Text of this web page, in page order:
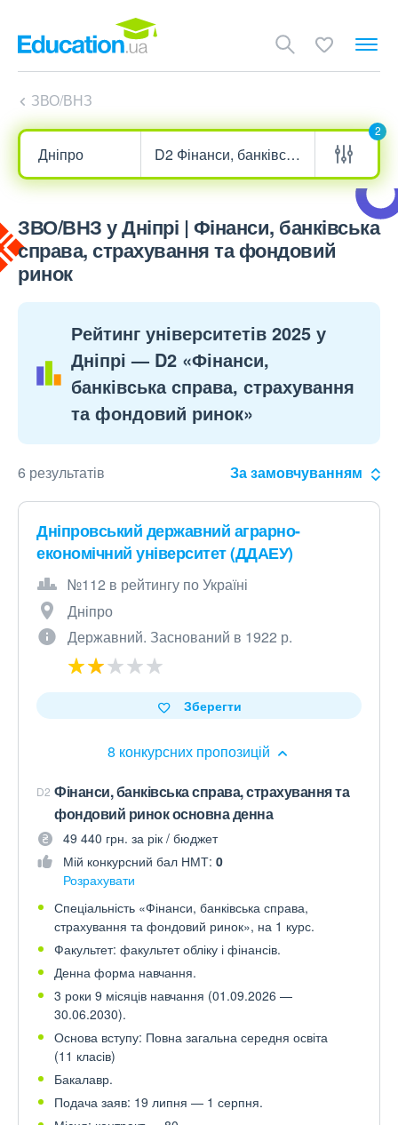
ЗВО/ВНЗ
2
ЗВО/ВНЗ у Дніпрі | Фінанси, банківська
справа, страхування та фондовий
ринок
Рейтинг університетів 2025 у
Дніпрі — D2 «Фінанси,
банківська справа, страхування
та фондовий ринок»
6 результатів За замовчуванням
Дніпровський державний аграрно-
економічний університет (ДДАЕУ)
№112 в рейтингу по Україні
Дніпро
Державний. Заснований в 1922 р.
8 конкурсних пропозицій
Зберегти
D2 Фінанси, банківська справа, страхування та
фондовий ринок основна денна
49 440 грн. за рік / бюджет
Мій конкурсний бал НМТ: 0
Розрахувати
Спеціальність «Фінанси, банківська справа,
страхування та фондовий ринок», на 1 курс.
Факультет: факультет обліку і фінансів.
Денна форма навчання.
3 роки 9 місяців навчання (01.09.2026 —
30.06.2030).
Основа вступу: Повна загальна середня освіта
(11 класів)
Бакалавр.
Подача заяв: 19 липня — 1 серпня.